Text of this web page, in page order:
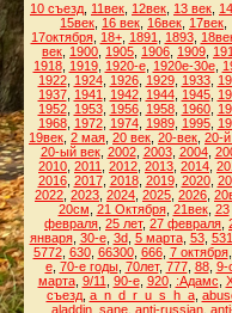
10 съезд 11век 12век 13 век
15век 16 век 16век 17век
17октября, 18+, 1891 1893,
век 1900 1905 1906 1909
1918, 1919, 1920-е, 1920е-30е,
1922, 1924, 1926, 1929, 1933,
1937, 1941 1942, 1944, 1945,
1952, 1953, 1956, 1958, 1960,
1968, 1972, 1974, 1989, 1995,
19век 2 мая 20 век 20-век 20-
20-ый век, 2002, 2003, 2004,
2010 2011 2012 2013 2014
2016, 2017, 2018, 2019, 2020,
2022 2023 2024 2025 2026
20см 21 Октября, 21век, 23
февраля 25 лет, 27 февраля
января, 30-е, 3d, 5 марта, 53, 531
5772, 630, 66300, 666, 7 октября,
е, 70-е годы, 70лет, 777, 88, 9-
марта, 9/11 90-е, 920, :Адамс
съезд, a_n_d_r_u_s_h_a,
aladdin_sane anti-russian